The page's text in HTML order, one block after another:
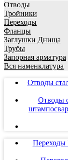
Отводы
Тройники
Переходы
Фланцы
Заглушки Днища
Трубы
Запорная арматура
Вся наменклатура
Отводы
Отводы
Переходы